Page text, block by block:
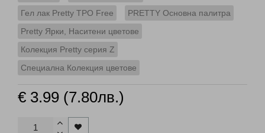
Гел лак Pretty TPO Free
PRETTY Основна палитра
Pretty Ярки, Наситени цветове
Колекция Pretty серия Z
Специална Колекция цветове
€ 3.99 (7.80лв.)